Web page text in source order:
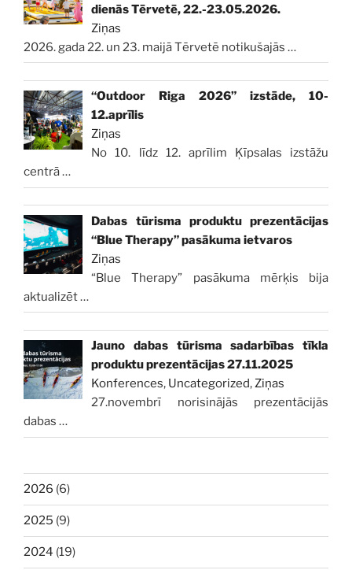
dienās Tērvetē, 22.-23.05.2026.
Ziņas
2026. gada 22. un 23. maijā Tērvetē notikušajās …
“Outdoor Riga 2026” izstāde, 10-
12.aprīlis
Ziņas
No 10. līdz 12. aprīlim Ķīpsalas izstāžu
centrā…
Dabas tūrisma produktu prezentācijas
“Blue Therapy” pasākuma ietvaros
Ziņas
“Blue Therapy” pasākuma mērķis bija
aktualizēt…
Jauno dabas tūrisma sadarbības tīkla
produktu prezentācijas 27.11.2025
Konferences, Uncategorized,Ziņas
27.novembrī norisinājās prezentācijās
dabas …
2026 (6)
2025 (9)
2024 (19)